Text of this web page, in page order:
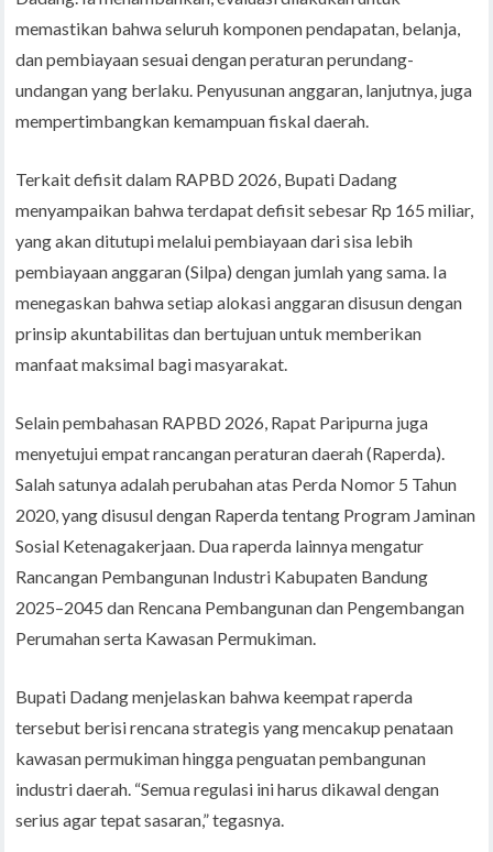
memastikan bahwa seluruh komponen pendapatan, belanja,
dan pembiayaan sesuai dengan peraturan perundang-
undangan yang berlaku. Penyusunan anggaran, lanjutnya, juga
mempertimbangkan kemampuan fiskal daerah.
Terkait defisit dalam RAPBD 2026, Bupati Dadang
menyampaikan bahwa terdapat defisit sebesar Rp 165 miliar,
yang akan ditutupi melalui pembiayaan dari sisa lebih
pembiayaan anggaran (Silpa) dengan jumlah yang sama. Ia
menegaskan bahwa setiap alokasi anggaran disusun dengan
prinsip akuntabilitas dan bertujuan untuk memberikan
manfaat maksimal bagi masyarakat.
Selain pembahasan RAPBD 2026, Rapat Paripurna juga
menyetujui empat rancangan peraturan daerah (Raperda).
Salah satunya adalah perubahan atas Perda Nomor 5 Tahun
2020, yang disusul dengan Raperda tentang Program Jaminan
Sosial Ketenagakerjaan. Dua raperda lainnya mengatur
Rancangan Pembangunan Industri Kabupaten Bandung
2025–2045 dan Rencana Pembangunan dan Pengembangan
Perumahan serta Kawasan Permukiman.
Bupati Dadang menjelaskan bahwa keempat raperda
tersebut berisi rencana strategis yang mencakup penataan
kawasan permukiman hingga penguatan pembangunan
industri daerah. “Semua regulasi ini harus dikawal dengan
serius agar tepat sasaran,” tegasnya.